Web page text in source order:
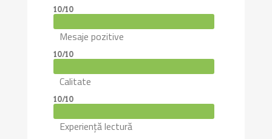
10/10
Mesaje pozitive
10/10
Calitate
10/10
Experiență lectură